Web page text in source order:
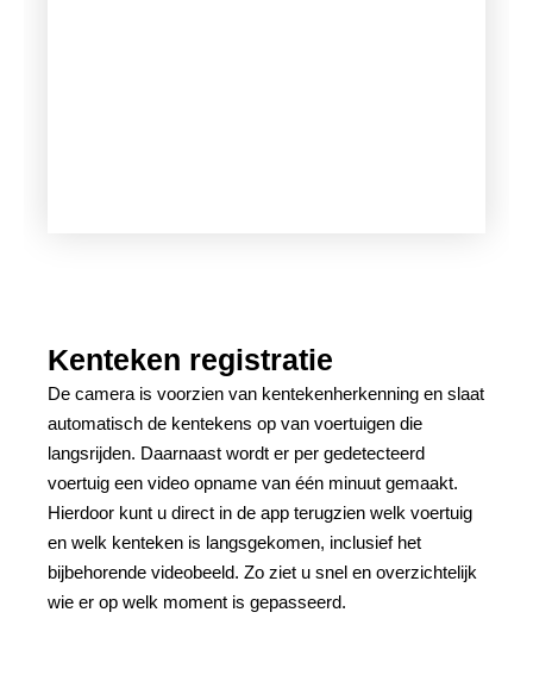
Kenteken registratie
De camera is voorzien van kentekenherkenning en slaat
automatisch de kentekens op van voertuigen die
langsrijden. Daarnaast wordt er per gedetecteerd
voertuig een video opname van één minuut gemaakt.
Hierdoor kunt u direct in de app terugzien welk voertuig
en welk kenteken is langsgekomen, inclusief het
bijbehorende videobeeld. Zo ziet u snel en overzichtelijk
wie er op welk moment is gepasseerd.